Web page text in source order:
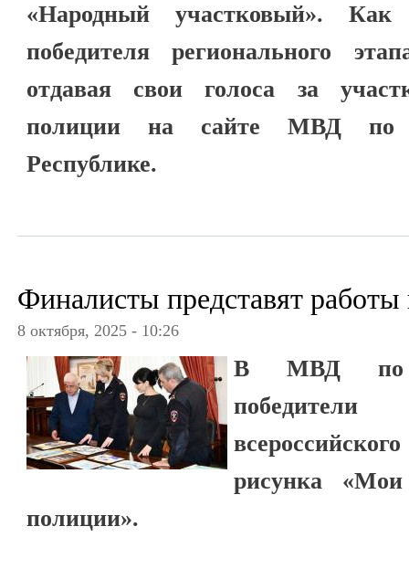
«Народный участковый».
победителя регионального
отдавая свои голоса за
полиции на сайте МВД по
Республике.
Финалисты представят
8 октября, 2025 - 10:26
В МВД по
победители
рисунка
полиции».